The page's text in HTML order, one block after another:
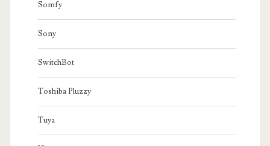
Somfy
Sony
SwitchBot
Toshiba Pluzzy
Tuya